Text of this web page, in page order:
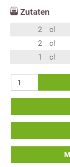
Zutaten
2 cl
2
cl
1
cl